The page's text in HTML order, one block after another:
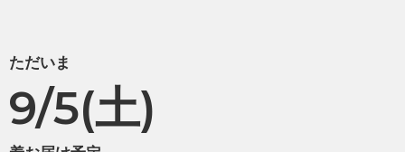
ただいま
9/5(土)